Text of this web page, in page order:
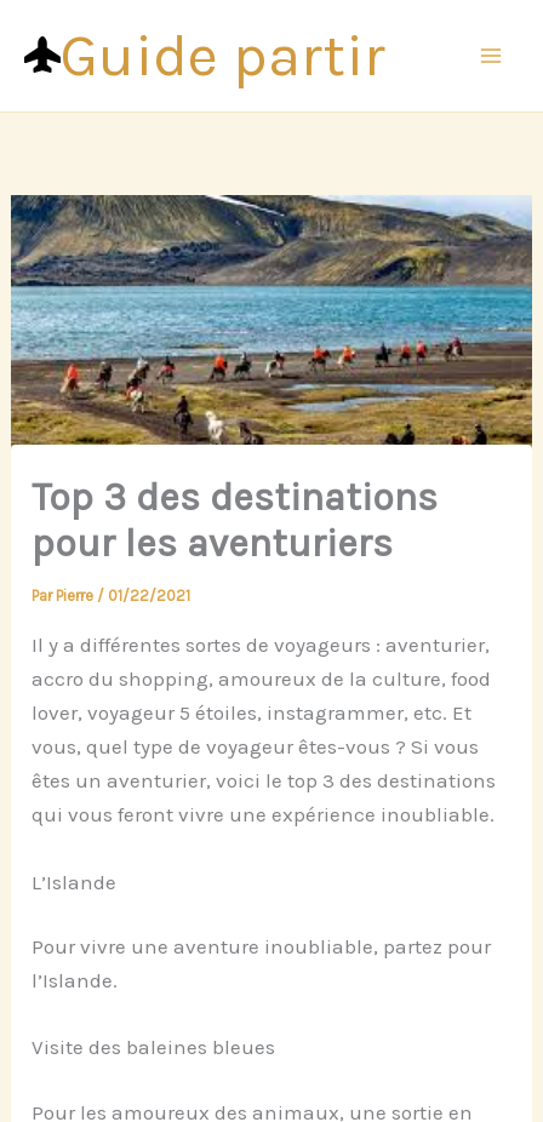
contenuGuide partir
Top 3 des destinations
pour les aventuriers
Par Pierre / 01/22/2021
Il y a différentes sortes de voyageurs : aventurier,
accro du shopping, amoureux de la culture, food
lover, voyageur 5 étoiles, instagrammer, etc. Et
vous, quel type de voyageur êtes-vous ? Si vous
êtes un aventurier, voici le top 3 des destinations
qui vous feront vivre une expérience inoubliable.
L’Islande
Pour vivre une aventure inoubliable, partez pour
l’Islande.
Visite des baleines bleues
Pour les amoureux des animaux, une sortie en